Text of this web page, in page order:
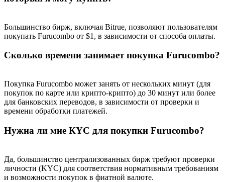
BTC Welcome Rewards
Deposit & Trade BTC to Share 25000 USDT prize pool!
Share 500000 CASHCAT prize pool
Exclusive for BitMart Users
Большинство бирж, включая Bitrue, позволяют пользователям
покупать Furucombo от $1, в зависимости от способа оплаты.
Сколько времени занимает покупка Furucombo?
Покупка Furucombo может занять от нескольких минут (для
покупок по карте или крипто-крипто) до 30 минут или более
для банковских переводов, в зависимости от проверки и
времени обработки платежей.
Нужна ли мне КYC для покупки Furucombo?
Да, большинство централизованных бирж требуют проверки
личности (KYC) для соответствия нормативным требованиям
и возможности покупок в фиатной валюте.